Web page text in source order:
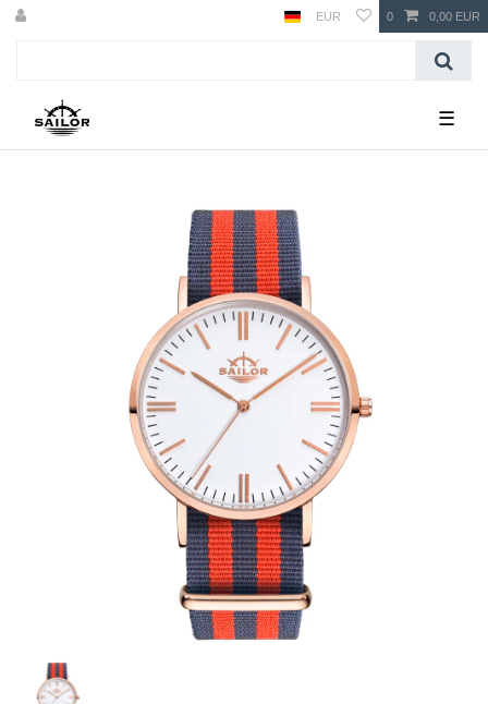
EUR 0 0,00 EUR
☰